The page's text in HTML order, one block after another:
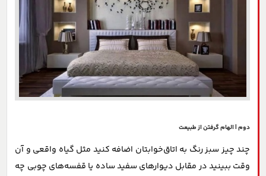
دوم | الهام گرفتن از طبیعت
چند چیز سبز رنگ به اتاق‌خوابتان اضافه کنید مثل گیاه واقعی و آن
وقت ببینید در مقابل دیوارهای سفید ساده یا قفسه‌های چوبی چه